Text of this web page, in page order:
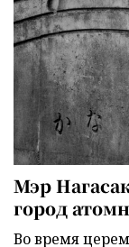
Мэр
город
Во время